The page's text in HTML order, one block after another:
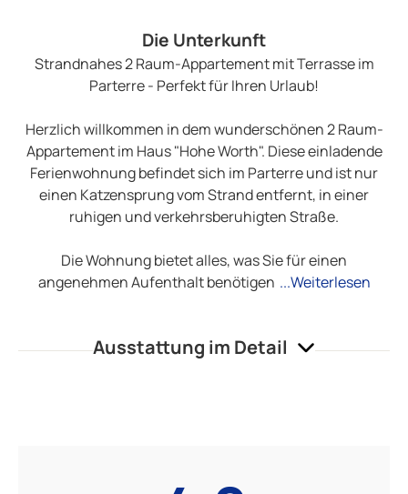
Die Unterkunft
Strandnahes 2 Raum-Appartement mit Terrasse im
Parterre - Perfekt für Ihren Urlaub!
Herzlich willkommen in dem wunderschönen 2 Raum-
Appartement im Haus "Hohe Worth". Diese einladende
Ferienwohnung befindet sich im Parterre und ist nur
einen Katzensprung vom Strand entfernt, in einer
ruhigen und verkehrsberuhigten Straße.
Die Wohnung bietet alles, was Sie für einen
angenehmen Aufenthalt benötigen ...Weiterlesen
Ausstattung im Detail